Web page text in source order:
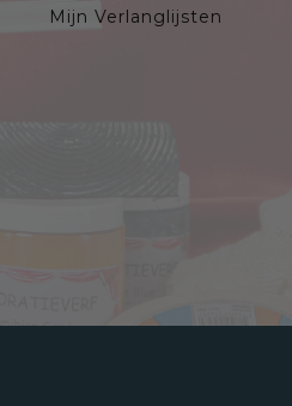
Mijn Verlanglijsten